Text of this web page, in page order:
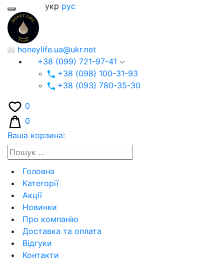
укр рус
honeylife.ua@ukr.net
+38 (099) 721-97-41
+38 (098) 100-31-93
+38 (093) 780-35-30
0
0
Ваша корзина:
Головна
Категорії
Акції
Новинки
Про компанію
Доставка та оплата
Відгуки
Контакти